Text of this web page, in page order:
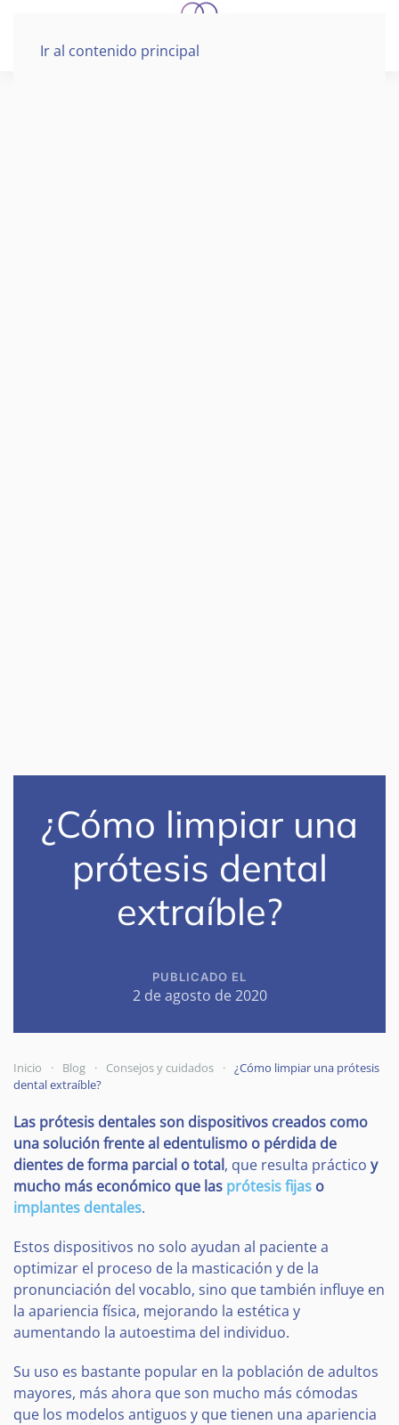
Ir al contenido principal
¿Cómo limpiar una
prótesis dental
extraíble?
PUBLICADO EL
2 de agosto de 2020
Inicio Blog Consejos y cuidados
¿Cómo limpiar una prótesis
dental extraíble?
Las prótesis dentales son dispositivos creados como
una solución frente al edentulismo o pérdida de
dientes de forma parcial o total, que resulta práctico y
mucho más económico que las prótesis fijas o
implantes dentales.
Estos dispositivos no solo ayudan al paciente a
optimizar el proceso de la masticación y de la
pronunciación del vocablo, sino que también influye en
la apariencia física, mejorando la estética y
aumentando la autoestima del individuo.
Su uso es bastante popular en la población de adultos
mayores, más ahora que son mucho más cómodas
que los modelos antiguos y que tienen una apariencia